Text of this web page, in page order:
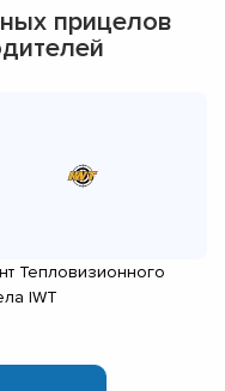
прицелов
Тепловизионного
IWT